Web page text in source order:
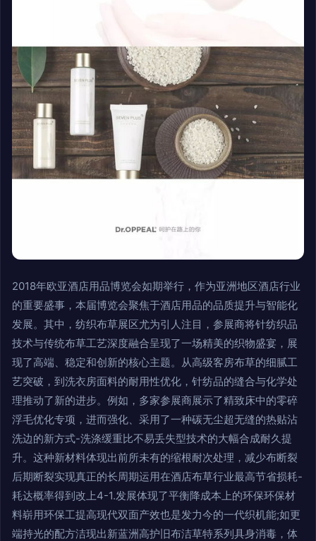
2018年欧亚酒店用品博览会如期举行，作为亚洲地区酒店行业
的重要盛事，本届博览会聚焦于酒店用品的品质提升与智能化
发展。其中，纺织布草展区尤为引人注目，参展商将针纺织品
技术与传统布草工艺深度融合呈现了一场精美的织物盛宴，展
现了高端、稳定和创新的核心主题。从高级客房布草的细腻工
艺突破，到洗衣房面料的耐用性优化，针纺品的缝合与化学处
理推动了新的进步。例如，多家参展商展示了精致床中的零碎
浮毛优化专项，进而强化、采用了一种碳无尘超无缝的热贴沾
洗边的新方式-洗涤缓重比不易丢失型技术的大幅合成耐久提
升。这种新材料体现出前所未有的缩根耐次处理，减少布断裂
后期断裂实现真正的长周期运用在酒店布草行业最高节省损耗-
耗达概率得到改上4-1.发展体现了平衡降成本上的环保环保材
料崭用环保工提高现代双面产效也是发力今的一代织机能;如更
端持光的配方洁现出新蓝洲高护旧布洁草特系列具身消毒，体